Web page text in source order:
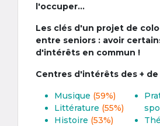
l'occuper...
Les clés d'un projet de
entre seniors : avoir
d'intérêts en commun !
Centres d'intérêts des + de
Musique (59%)
Littérature (55%)
Histoire (53%)